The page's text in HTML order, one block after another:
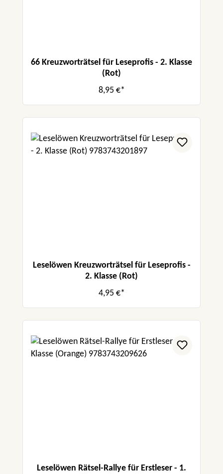
66 Kreuzworträtsel für Leseprofis - 2. Klasse
(Rot)
8,95 €*
Leselöwen Kreuzworträtsel für Leseprofis -
2. Klasse (Rot)
4,95 €*
Leselöwen Rätsel-Rallye für Erstleser - 1.